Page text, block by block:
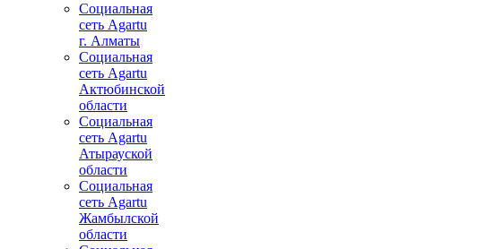
Социальная
сеть Agartu
г. Алматы
Социальная
сеть Agartu
Актюбинской
области
Социальная
сеть Agartu
Атырауской
области
Социальная
сеть Agartu
Жамбылской
области